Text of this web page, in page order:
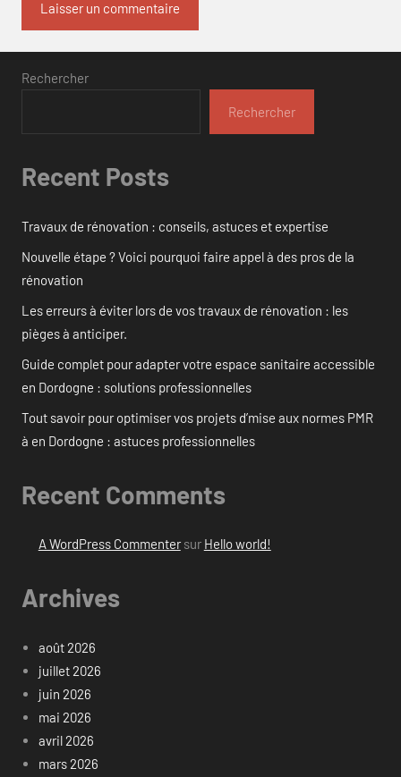
Rechercher
Rechercher
Recent Posts
Travaux de rénovation : conseils, astuces et expertise
Nouvelle étape ? Voici pourquoi faire appel à des pros de la
rénovation
Les erreurs à éviter lors de vos travaux de rénovation : les
pièges à anticiper.
Guide complet pour adapter votre espace sanitaire accessible
en Dordogne : solutions professionnelles
Tout savoir pour optimiser vos projets d’mise aux normes PMR
à en Dordogne : astuces professionnelles
Recent Comments
A WordPress Commentersur Hello world!
Archives
août 2026
juillet 2026
juin 2026
mai 2026
avril 2026
mars 2026